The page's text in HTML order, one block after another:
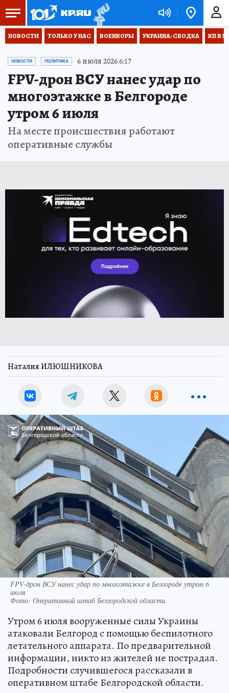
НОВОСТИ ТОЛЬКО У НАС ВОЕНКОРЫ УКРАИНА: СВОДКА КП В
НОВОСТИ ПОЛИТИКА 6 июля 2026 6:17
FPV-дрон ВСУ нанес удар по
многоэтажке в Белгороде
утром 6 июля
На месте происшествия работают
оперативные службы
Наталия ИЛЮШНИКОВА
FPV-дрон ВСУ нанес удар по многоэтажке в Белгороде утром 6
июля
Фото: Оперативный штаб Белгородской области.
Утром 6 июля вооруженные силы Украины
атаковали Белгород с помощью беспилотного
летательного аппарата. По предварительной
информации, никто из жителей не пострадал.
Подробности случившегося рассказали в
оперативном штабе Белгородской области.